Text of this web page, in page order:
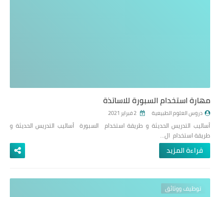
مهارة استخدام السبورة للاساتذة
دروس العلوم الطبيعية
أساليب التدريس الحديثة و طريقة استخدام السبورة أساليب التدريس الحديثة و
طريقة استخدام ال…
قراءة المزيد
توظيف ووثائق